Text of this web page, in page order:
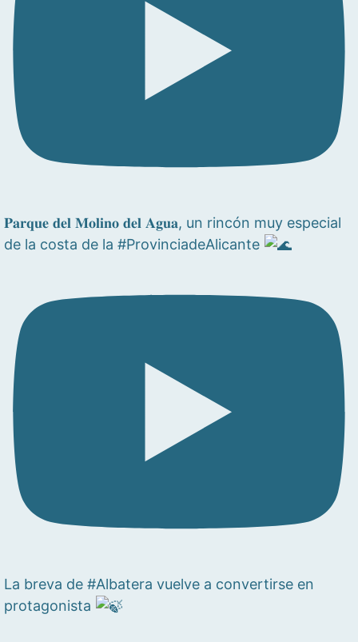
𝐏𝐚𝐫𝐪𝐮𝐞 𝐝𝐞𝐥 𝐌𝐨𝐥𝐢𝐧𝐨 𝐝𝐞𝐥 𝐀𝐠𝐮𝐚, un rincón muy especial
de la costa de la #ProvinciadeAlicante
La breva de #Albatera vuelve a convertirse en
protagonista